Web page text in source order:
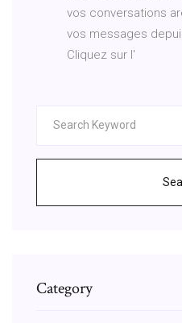
vos conversations
vos messages
Cliquez sur l'
Category